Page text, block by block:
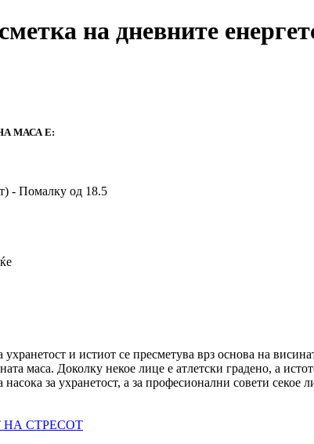
на дневните
МАСА Е:
- Помалку од 18.5
и истиот се пресметува врз основа на
маса. Доколку некое лице е атлетски градено, а
за ухранетост, а за професионални совети
СТРЕСОТ